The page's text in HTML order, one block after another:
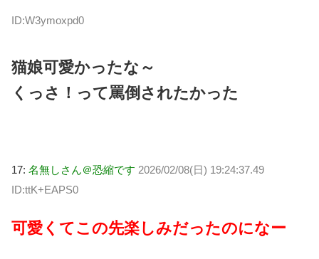
ID:W3ymoxpd0
猫娘可愛かったな～
くっさ！って罵倒されたかった
17: 名無しさん＠恐縮です 2026/02/08(日) 19:24:37.49
ID:ttK+EAPS0
可愛くてこの先楽しみだったのになー